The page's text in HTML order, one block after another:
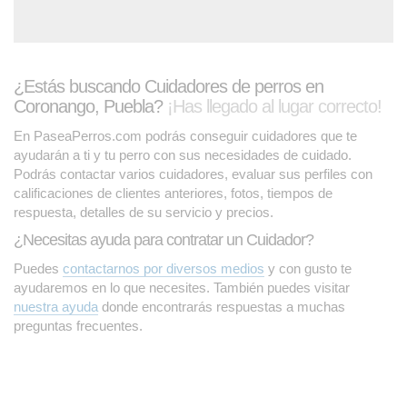
¿Estás buscando Cuidadores de perros en
Coronango, Puebla? ¡Has llegado al lugar correcto!
En PaseaPerros.com podrás conseguir cuidadores que te
ayudarán a ti y tu perro con sus necesidades de cuidado.
Podrás contactar varios cuidadores, evaluar sus perfiles con
calificaciones de clientes anteriores, fotos, tiempos de
respuesta, detalles de su servicio y precios.
¿Necesitas ayuda para contratar un Cuidador?
Puedes contactarnos por diversos medios y con gusto te
ayudaremos en lo que necesites. También puedes visitar
nuestra ayuda donde encontrarás respuestas a muchas
preguntas frecuentes.